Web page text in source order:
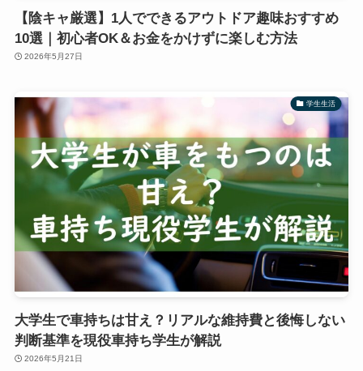
【陰キャ厳選】1人でできるアウトドア趣味おすすめ
10選｜初心者OK＆お金をかけずに楽しむ方法
2026年5月27日
学生生活
大学生で車持ちは甘え？リアルな維持費と後悔しない
判断基準を現役車持ち学生が解説
2026年5月21日